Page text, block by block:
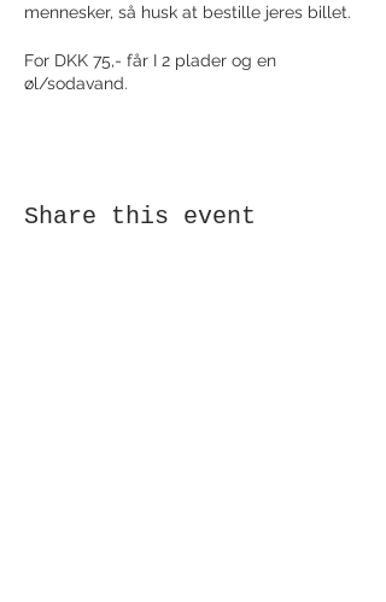
mennesker, så husk at bestille jeres billet.
For DKK 75,- får I 2 plader og en
øl/sodavand.
Share this event